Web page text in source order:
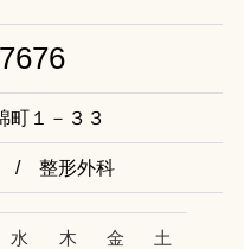
町１－３３
整形外科
水 木 金 土